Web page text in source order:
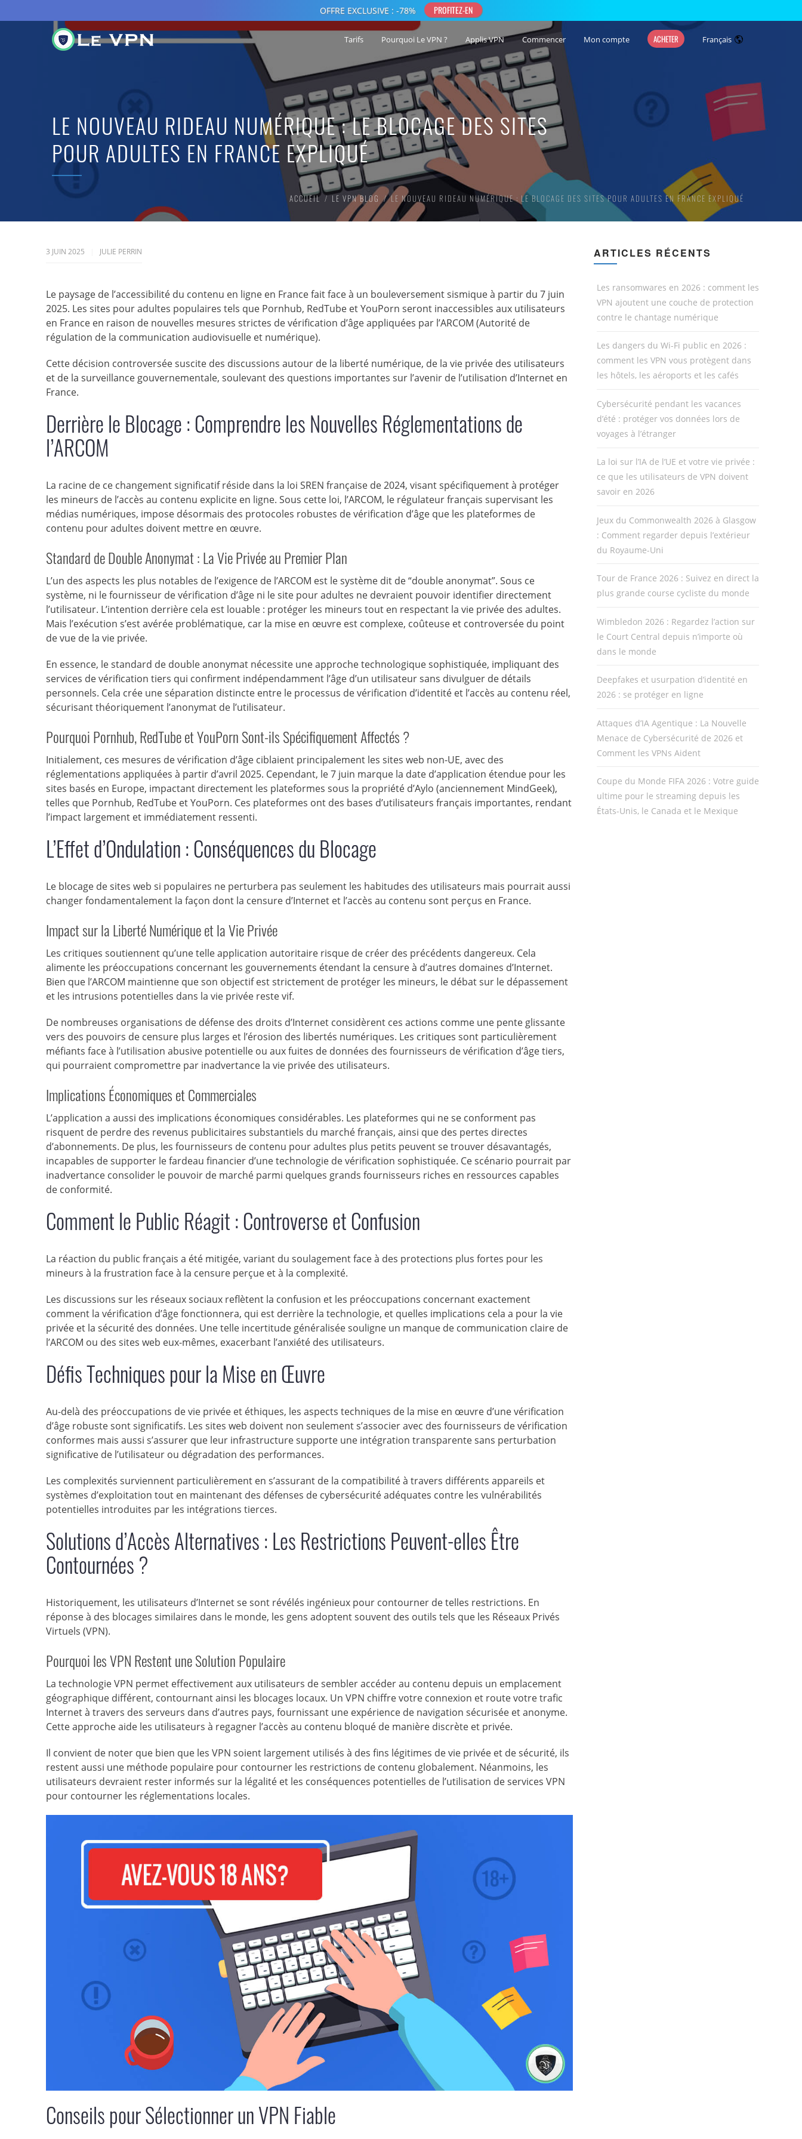
Tarifs Pourquoi Le VPN ? Applis VPN Commencer Mon compte ACHETER Français
LE NOUVEAU RIDEAU NUMÉRIQUE : LE BLOCAGE DES SITES
POUR ADULTES EN FRANCE EXPLIQUÉ
ACCUEIL LE VPN BLOG LE NOUVEAU RIDEAU NUMÉRIQUE : LE BLOCAGE DES SITES POUR ADULTES EN FRANCE EXPLIQUÉ
3 JUIN 2025 JULIE PERRIN
Le paysage de l’accessibilité du contenu en ligne en France fait face à un bouleversement sismique à partir du 7 juin
2025. Les sites pour adultes populaires tels que Pornhub, RedTube et YouPorn seront inaccessibles aux utilisateurs
en France en raison de nouvelles mesures strictes de vérification d’âge appliquées par l’ARCOM (Autorité de
régulation de la communication audiovisuelle et numérique).
Cette décision controversée suscite des discussions autour de la liberté numérique, de la vie privée des utilisateurs
et de la surveillance gouvernementale, soulevant des questions importantes sur l’avenir de l’utilisation d’Internet en
France.
Derrière le Blocage : Comprendre les Nouvelles Réglementations de
l’ARCOM
La racine de ce changement significatif réside dans la loi SREN française de 2024, visant spécifiquement à protéger
les mineurs de l’accès au contenu explicite en ligne. Sous cette loi, l’ARCOM, le régulateur français supervisant les
médias numériques, impose désormais des protocoles robustes de vérification d’âge que les plateformes de
contenu pour adultes doivent mettre en œuvre.
Standard de Double Anonymat : La Vie Privée au Premier Plan
L’un des aspects les plus notables de l’exigence de l’ARCOM est le système dit de “double anonymat”. Sous ce
système, ni le fournisseur de vérification d’âge ni le site pour adultes ne devraient pouvoir identifier directement
l’utilisateur. L’intention derrière cela est louable : protéger les mineurs tout en respectant la vie privée des adultes.
Mais l’exécution s’est avérée problématique, car la mise en œuvre est complexe, coûteuse et controversée du point
de vue de la vie privée.
En essence, le standard de double anonymat nécessite une approche technologique sophistiquée, impliquant des
services de vérification tiers qui confirment indépendamment l’âge d’un utilisateur sans divulguer de détails
personnels. Cela crée une séparation distincte entre le processus de vérification d’identité et l’accès au contenu réel,
sécurisant théoriquement l’anonymat de l’utilisateur.
Pourquoi Pornhub, RedTube et YouPorn Sont-ils Spécifiquement Affectés ?
Initialement, ces mesures de vérification d’âge ciblaient principalement les sites web non-UE, avec des
réglementations appliquées à partir d’avril 2025. Cependant, le 7 juin marque la date d’application étendue pour les
sites basés en Europe, impactant directement les plateformes sous la propriété d’Aylo (anciennement MindGeek),
telles que Pornhub, RedTube et YouPorn. Ces plateformes ont des bases d’utilisateurs français importantes, rendant
l’impact largement et immédiatement ressenti.
L’Effet d’Ondulation : Conséquences du Blocage
Le blocage de sites web si populaires ne perturbera pas seulement les habitudes des utilisateurs mais pourrait aussi
changer fondamentalement la façon dont la censure d’Internet et l’accès au contenu sont perçus en France.
Impact sur la Liberté Numérique et la Vie Privée
Les critiques soutiennent qu’une telle application autoritaire risque de créer des précédents dangereux. Cela
alimente les préoccupations concernant les gouvernements étendant la censure à d’autres domaines d’Internet.
Bien que l’ARCOM maintienne que son objectif est strictement de protéger les mineurs, le débat sur le dépassement
et les intrusions potentielles dans la vie privée reste vif.
De nombreuses organisations de défense des droits d’Internet considèrent ces actions comme une pente glissante
vers des pouvoirs de censure plus larges et l’érosion des libertés numériques. Les critiques sont particulièrement
méfiants face à l’utilisation abusive potentielle ou aux fuites de données des fournisseurs de vérification d’âge tiers,
qui pourraient compromettre par inadvertance la vie privée des utilisateurs.
Implications Économiques et Commerciales
L’application a aussi des implications économiques considérables. Les plateformes qui ne se conforment pas
risquent de perdre des revenus publicitaires substantiels du marché français, ainsi que des pertes directes
d’abonnements. De plus, les fournisseurs de contenu pour adultes plus petits peuvent se trouver désavantagés,
incapables de supporter le fardeau financier d’une technologie de vérification sophistiquée. Ce scénario pourrait par
inadvertance consolider le pouvoir de marché parmi quelques grands fournisseurs riches en ressources capables
de conformité.
Comment le Public Réagit : Controverse et Confusion
La réaction du public français a été mitigée, variant du soulagement face à des protections plus fortes pour les
mineurs à la frustration face à la censure perçue et à la complexité.
Les discussions sur les réseaux sociaux reflètent la confusion et les préoccupations concernant exactement
comment la vérification d’âge fonctionnera, qui est derrière la technologie, et quelles implications cela a pour la vie
privée et la sécurité des données. Une telle incertitude généralisée souligne un manque de communication claire de
l’ARCOM ou des sites web eux-mêmes, exacerbant l’anxiété des utilisateurs.
Défis Techniques pour la Mise en Œuvre
Au-delà des préoccupations de vie privée et éthiques, les aspects techniques de la mise en œuvre d’une vérification
d’âge robuste sont significatifs. Les sites web doivent non seulement s’associer avec des fournisseurs de vérification
conformes mais aussi s’assurer que leur infrastructure supporte une intégration transparente sans perturbation
significative de l’utilisateur ou dégradation des performances.
Les complexités surviennent particulièrement en s’assurant de la compatibilité à travers différents appareils et
systèmes d’exploitation tout en maintenant des défenses de cybersécurité adéquates contre les vulnérabilités
potentielles introduites par les intégrations tierces.
Solutions d’Accès Alternatives : Les Restrictions Peuvent-elles Être
Contournées ?
Historiquement, les utilisateurs d’Internet se sont révélés ingénieux pour contourner de telles restrictions. En
réponse à des blocages similaires dans le monde, les gens adoptent souvent des outils tels que les Réseaux Privés
Virtuels (VPN).
Pourquoi les VPN Restent une Solution Populaire
La technologie VPN permet effectivement aux utilisateurs de sembler accéder au contenu depuis un emplacement
géographique différent, contournant ainsi les blocages locaux. Un VPN chiffre votre connexion et route votre trafic
Internet à travers des serveurs dans d’autres pays, fournissant une expérience de navigation sécurisée et anonyme.
Cette approche aide les utilisateurs à regagner l’accès au contenu bloqué de manière discrète et privée.
Il convient de noter que bien que les VPN soient largement utilisés à des fins légitimes de vie privée et de sécurité, ils
restent aussi une méthode populaire pour contourner les restrictions de contenu globalement. Néanmoins, les
utilisateurs devraient rester informés sur la légalité et les conséquences potentielles de l’utilisation de services VPN
pour contourner les réglementations locales.
Conseils pour Sélectionner un VPN Fiable
ARTICLES RÉCENTS
Les ransomwares en 2026 : comment les
VPN ajoutent une couche de protection
contre le chantage numérique
Les dangers du Wi-Fi public en 2026 :
comment les VPN vous protègent dans
les hôtels, les aéroports et les cafés
Cybersécurité pendant les vacances
d’été : protéger vos données lors de
voyages à l’étranger
La loi sur l’IA de l’UE et votre vie privée :
ce que les utilisateurs de VPN doivent
savoir en 2026
Jeux du Commonwealth 2026 à Glasgow
: Comment regarder depuis l’extérieur
du Royaume-Uni
Tour de France 2026 : Suivez en direct la
plus grande course cycliste du monde
Wimbledon 2026 : Regardez l’action sur
le Court Central depuis n’importe où
dans le monde
Deepfakes et usurpation d’identité en
2026 : se protéger en ligne
Attaques d’IA Agentique : La Nouvelle
Menace de Cybersécurité de 2026 et
Comment les VPNs Aident
Coupe du Monde FIFA 2026 : Votre guide
ultime pour le streaming depuis les
États-Unis, le Canada et le Mexique